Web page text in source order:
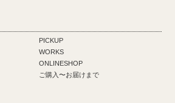
PICKUP
WORKS
ONLINESHOP
ご購入〜お届けまで